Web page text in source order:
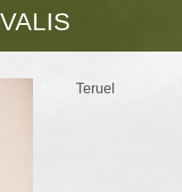
Teruel